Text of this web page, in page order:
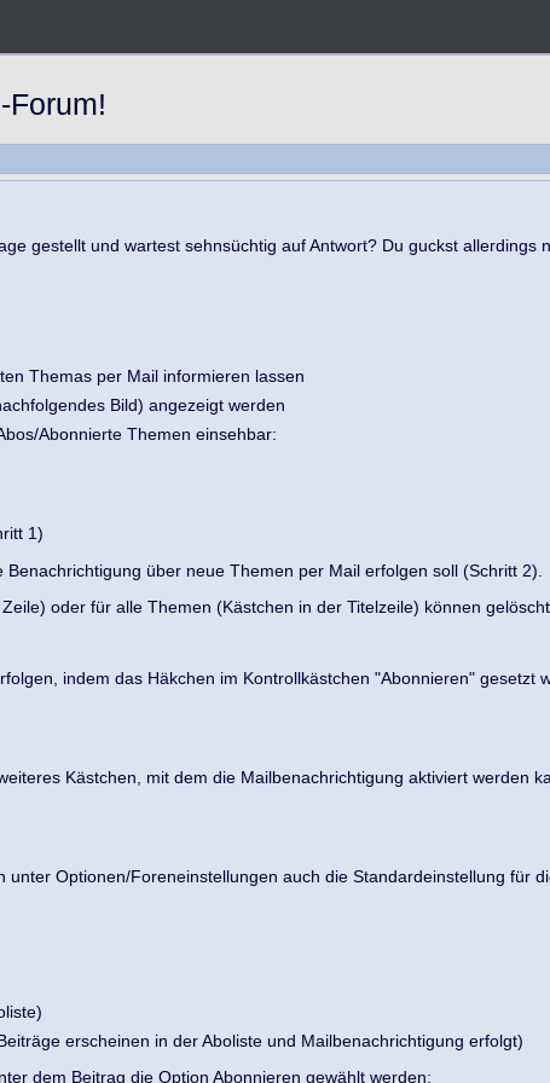
gestellt und wartest sehnsüchtig auf Antwort? Du guckst allerdings
Themas per Mail informieren lassen
Bild) angezeigt werden
Abonnierte Themen einsehbar:
1)
über neue Themen per Mail erfolgen soll (Schritt 2).
oder für alle Themen (Kästchen in der Titelzeile) können
indem das Häkchen im Kontrollkästchen "Abonnieren" gesetzt
Kästchen, mit dem die Mailbenachrichtigung aktiviert werden
Optionen/Foreneinstellungen auch die Standardeinstellung für
erscheinen in der Aboliste und Mailbenachrichtigung erfolgt)
dem Beitrag die Option Abonnieren gewählt werden: